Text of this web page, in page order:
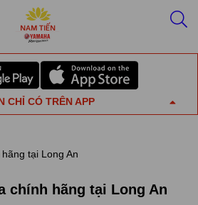
CHỈ CÓ TRÊN APP
tại Long An
chính hãng tại Long An